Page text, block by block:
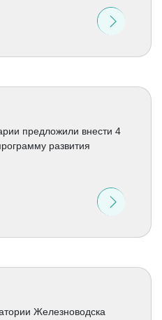
предложили внести 4
развития
Железноводска